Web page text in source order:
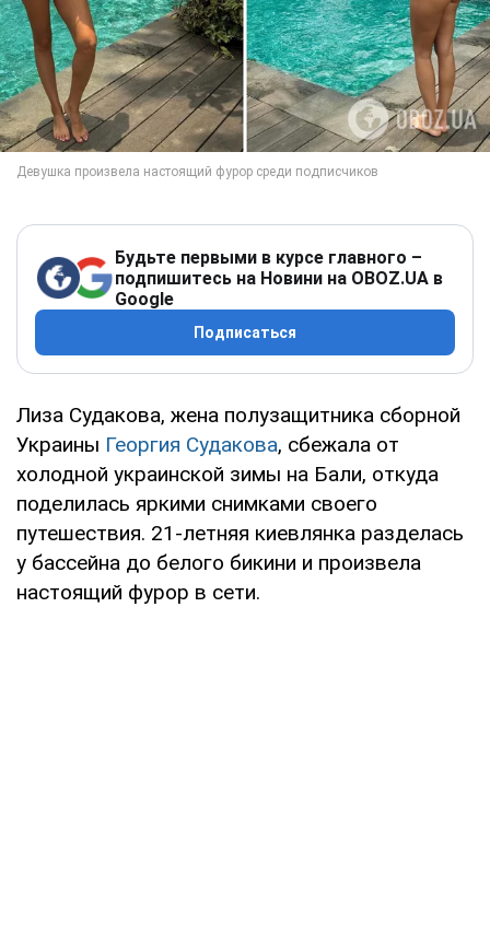
Будьте первыми в курсе главного –
подпишитесь на Новини на OBOZ.UA в
Google
Подписаться
Лиза Судакова, жена полузащитника сборной
Украины Георгия Судакова, сбежала от
холодной украинской зимы на Бали, откуда
поделилась яркими снимками своего
путешествия. 21-летняя киевлянка разделась
у бассейна до белого бикини и произвела
настоящий фурор в сети.